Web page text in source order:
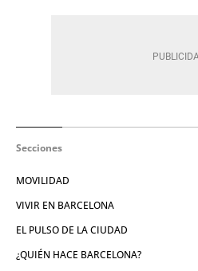
Secciones
MOVILIDAD
VIVIR EN BARCELONA
EL PULSO DE LA CIUDAD
¿QUIÉN HACE BARCELONA?